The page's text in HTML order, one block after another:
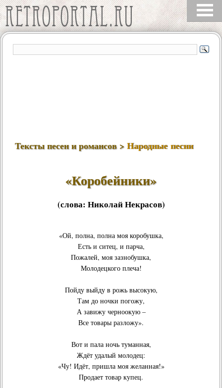
Тексты песен и романсов >Народные песни
«Коробейники»
(слова: Николай Некрасов)
«Ой, полна, полна моя коробушка,
Есть и ситец, и парча,
Пожалей, моя зазнобушка,
Молодецкого плеча!
Пойду выйду в рожь высокую,
Там до ночки погожу,
А завижу черноокую –
Все товары разложу».
Вот и пала ночь туманная,
Ждёт удалый молодец:
«Чу! Идёт, пришла моя желанная!»
Продает товар купец.